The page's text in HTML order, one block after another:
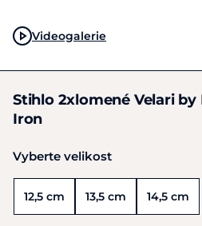
Videogalerie
Stihlo 2xlomené Velari
Iron
Vyberte velikost
12,5 cm 13,5 cm 14,5 cm